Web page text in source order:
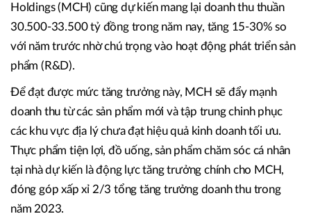
Holdings (MCH) cũng dự kiến mang lại doanh thu thuần
30.500-33.500 tỷ đồng trong năm nay, tăng 15-30% so
với năm trước nhờ chú trọng vào hoạt động phát triển sản
phẩm (R&D).
Để đạt được mức tăng trưởng này, MCH sẽ đẩy mạnh
doanh thu từ các sản phẩm mới và tập trung chinh phục
các khu vực địa lý chưa đạt hiệu quả kinh doanh tối ưu.
Thực phẩm tiện lợi, đồ uống, sản phẩm chăm sóc cá nhân
tại nhà dự kiến là động lực tăng trưởng chính cho MCH,
đóng góp xấp xỉ 2/3 tổng tăng trưởng doanh thu trong
năm 2023.